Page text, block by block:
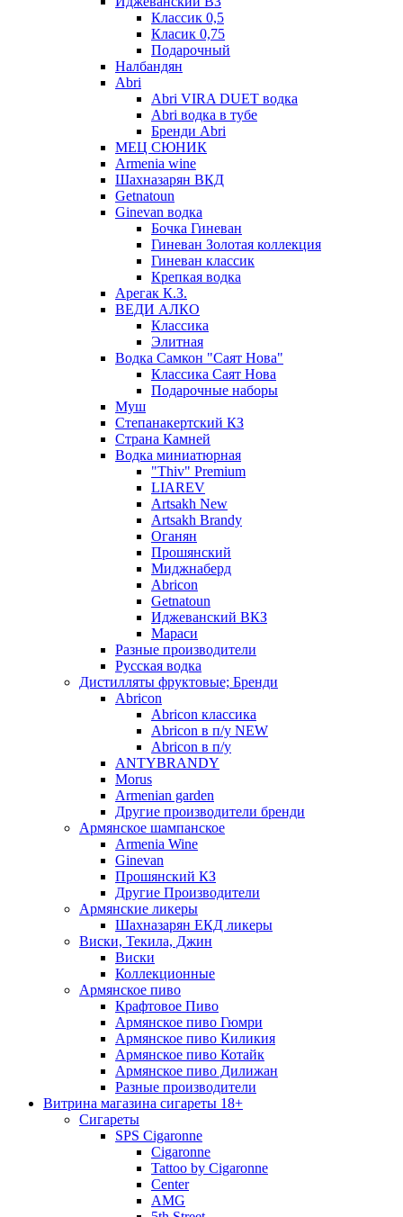
Классик 0,5
Класик 0,75
Подарочный
Налбандян
Abri
Abri VIRA DUET водка
Abri водка в тубе
Бренди Abri
МЕЦ СЮНИК
Armenia wine
Шахназарян ВКД
Getnatoun
Ginevan водка
Бочка Гиневан
Гиневан Золотая коллекция
Гиневан классик
Крепкая водка
Арегак К.З.
ВЕДИ АЛКО
Классика
Элитная
Водка Самкон "Саят Нова"
Классика Саят Нова
Подарочные наборы
Муш
Степанакертский КЗ
Страна Камней
Водка миниатюрная
"Thiv" Premium
LIAREV
Artsakh New
Artsakh Brandy
Оганян
Прошянский
Миджнаберд
Abricon
Getnatoun
Иджеванский ВКЗ
Мараси
Разные производители
Русская водка
Дистилляты фруктовые; Бренди
Abricon
Abricon классика
Abricon в п/у NEW
Abricon в п/у
ANTYBRANDY
Morus
Armenian garden
Другие производители бренди
Армянское шампанское
Armenia Wine
Ginevan
Прошянский КЗ
Другие Производители
Армянские ликеры
Шахназарян ЕКД ликеры
Виски, Текила, Джин
Виски
Коллекционные
Армянское пиво
Крафтовое Пиво
Армянское пиво Гюмри
Армянское пиво Киликия
Армянское пиво Котайк
Армянское пиво Дилижан
Разные производители
Витрина магазина сигареты 18+
Cигареты
SPS Cigaronne
Сigaronne
Tattoo by Cigaronne
Center
AMG